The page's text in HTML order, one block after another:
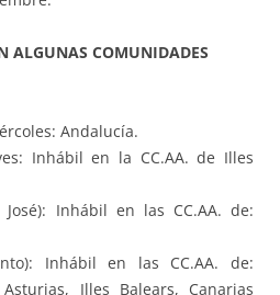
ALGUNAS COMUNIDADES
Andalucía.
Inhábil en la CC.AA. de Illes
Inhábil en las CC.AA. de:
Inhábil en las CC.AA. de:
Illes Balears, Canarias